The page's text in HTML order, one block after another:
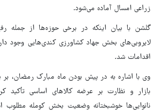
زراعی امسال آماده می‌شود.
گلشن با بیان اینکه در برخی حوزه‌ها از جمله
لایروبی‌های بخش جهاد کشاورزی کندی‌هایی وجود
اقدامات شد.
وی با اشاره به در پیش بودن ماه مبارک رمضان، بر
بازار و نظارت بر عرضه کالاهای اساسی
نانوایی‌ها خوشبختانه وضعیت بخش کومله مطلوب